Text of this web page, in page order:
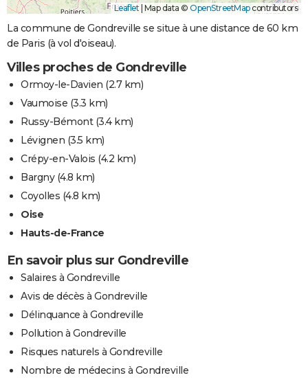
Leaflet Map data © OpenStreetMapcontributors
La commune de Gondreville se situe à une distance de 60 km
de Paris (à vol d'oiseau).
Villes proches de Gondreville
Ormoy-le-Davien (2.7 km)
Vaumoise (3.3 km)
Russy-Bémont(3.4 km)
Lévignen (3.5 km)
Crépy-en-Valois (4.2 km)
Bargny(4.8 km)
Coyolles (4.8 km)
Oise
Hauts-de-France
En savoir plus sur Gondreville
Salaires à Gondreville
Avis de décès à Gondreville
Délinquance à Gondreville
Pollution à Gondreville
Risques naturels à Gondreville
Nombre de médecins à Gondreville